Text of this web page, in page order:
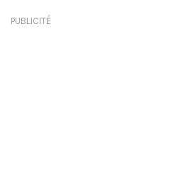
PUBLICITÉ